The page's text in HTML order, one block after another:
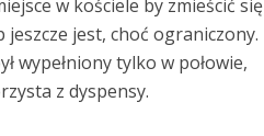
w kościele by zmieścić się
jest, choć ograniczony.
wypełniony tylko w połowie,
z dyspensy.